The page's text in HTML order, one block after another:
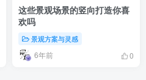
这些景观场景的竖向打造你喜
欢吗
景观方案与灵感
6年前 0